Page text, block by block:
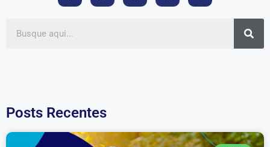
Posts Recentes